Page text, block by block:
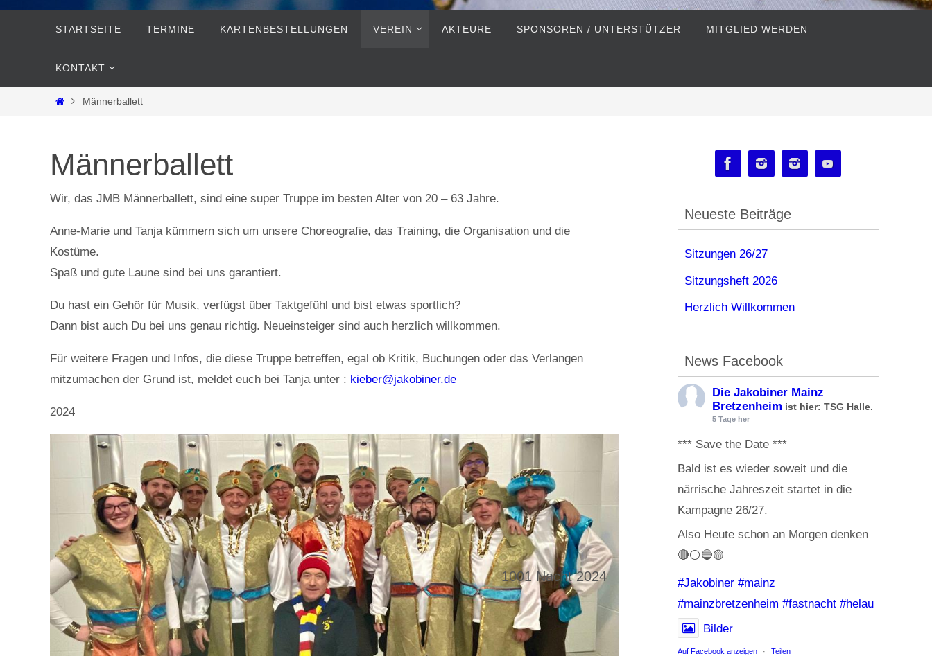
STARTSEITE TERMINE KARTENBESTELLUNGEN VEREIN AKTEURE SPONSOREN / UNTERSTÜTZER MITGLIED WERDEN
KONTAKT
StartMännerballett
Männerballett
Wir, das JMB Männerballett, sind eine super Truppe im besten Alter von 20 – 63 Jahre.
Anne-Marie und Tanja kümmern sich um unsere Choreografie, das Training, die Organisation und die
Kostüme.
Spaß und gute Laune sind bei uns garantiert.
Du hast ein Gehör für Musik, verfügst über Taktgefühl und bist etwas sportlich?
Dann bist auch Du bei uns genau richtig. Neueinsteiger sind auch herzlich willkommen.
Für weitere Fragen und Infos, die diese Truppe betreffen, egal ob Kritik, Buchungen oder das Verlangen
mitzumachen der Grund ist, meldet euch bei Tanja unter : kieber@jakobiner.de
2024
1001 Nacht 2024
Neueste Beiträge
Sitzungen 26/27
Sitzungsheft 2026
Herzlich Willkommen
News Facebook
Die Jakobiner Mainz
Bretzenheim ist hier: TSG Halle.
5 Tage her
*** Save the Date ***
Bald ist es wieder soweit und die
närrische Jahreszeit startet in die
Kampagne 26/27.
Also Heute schon an Morgen denken
🔴⚪️🔵🟡
#Jakobiner #mainz
#mainzbretzenheim #fastnacht #helau
Bilder
Auf Facebook anzeigen · Teilen